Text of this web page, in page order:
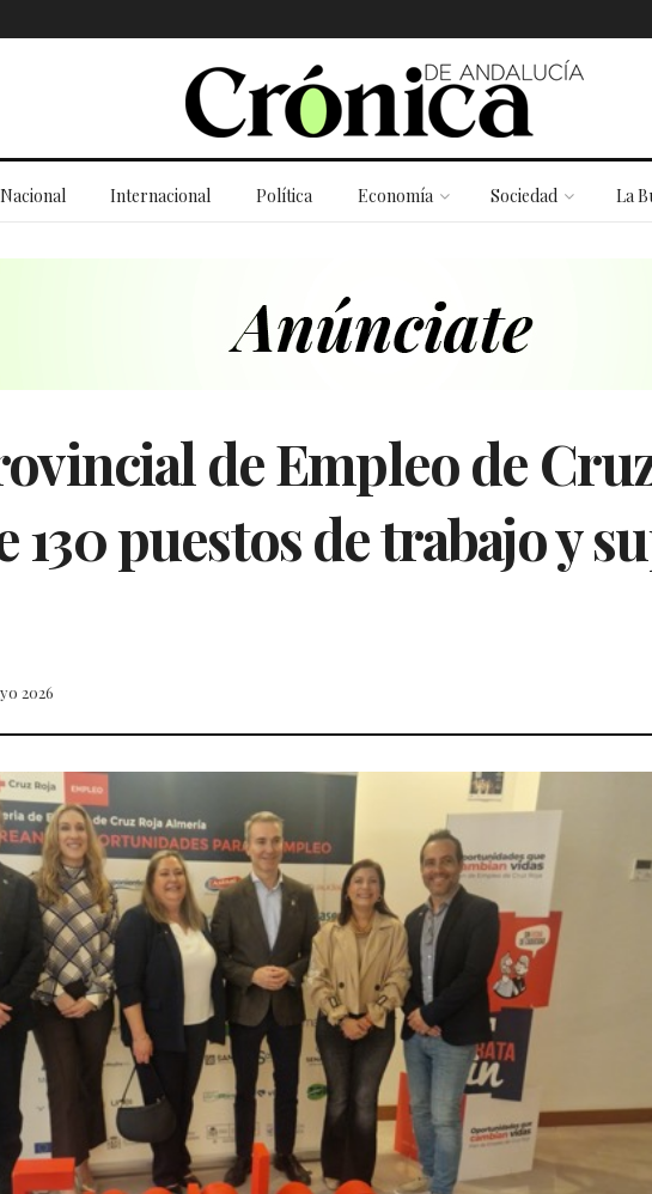
Nacional Internacional Política Economía Sociedad La
de Empleo de
130 puestos de trabajo y
2026